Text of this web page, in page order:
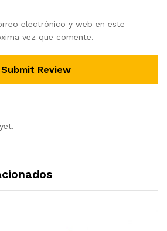
electrónico y web en este
vez que comente.